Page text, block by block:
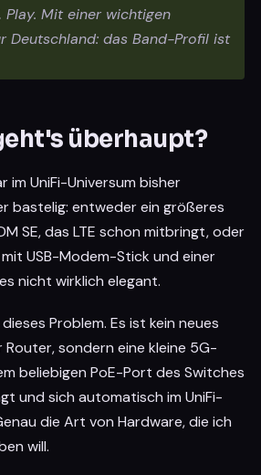
Play. Mit einer wichtigen
Deutschland: das Band-Profil ist
überhaupt?
im UniFi-Universum bisher
bastelig: entweder ein größeres
SE, das LTE schon mitbringt, oder
USB-Modem-Stick und einer
nicht wirklich elegant.
Problem. Es ist kein neues
Router, sondern eine kleine 5G-
beliebigen PoE-Port des Switches
und sich automatisch im UniFi-
die Art von Hardware, die ich
will.